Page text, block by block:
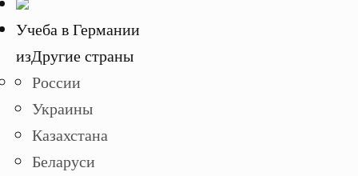
Учеба в Германии
изДругие страны
России
Украины
Казахстана
Беларуси